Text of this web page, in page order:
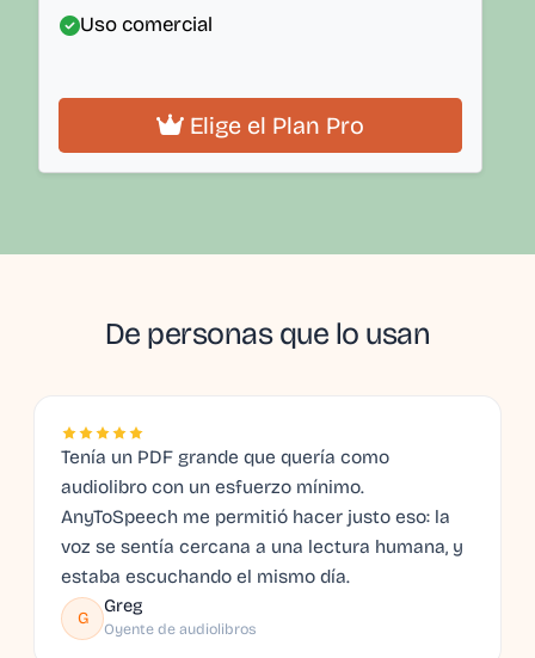
Uso comercial
Elige el Plan Pro
De personas que lo usan
Tenía un PDF grande que quería como
audiolibro con un esfuerzo mínimo.
AnyToSpeech me permitió hacer justo eso: la
voz se sentía cercana a una lectura humana, y
estaba escuchando el mismo día.
G
Greg
Oyente de audiolibros